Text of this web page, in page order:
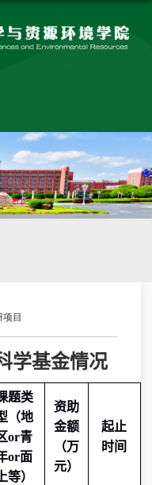
项目
学基金情况
题类
（地
or青
or面
上等）
资助
金额
（万
元）
起止
时间